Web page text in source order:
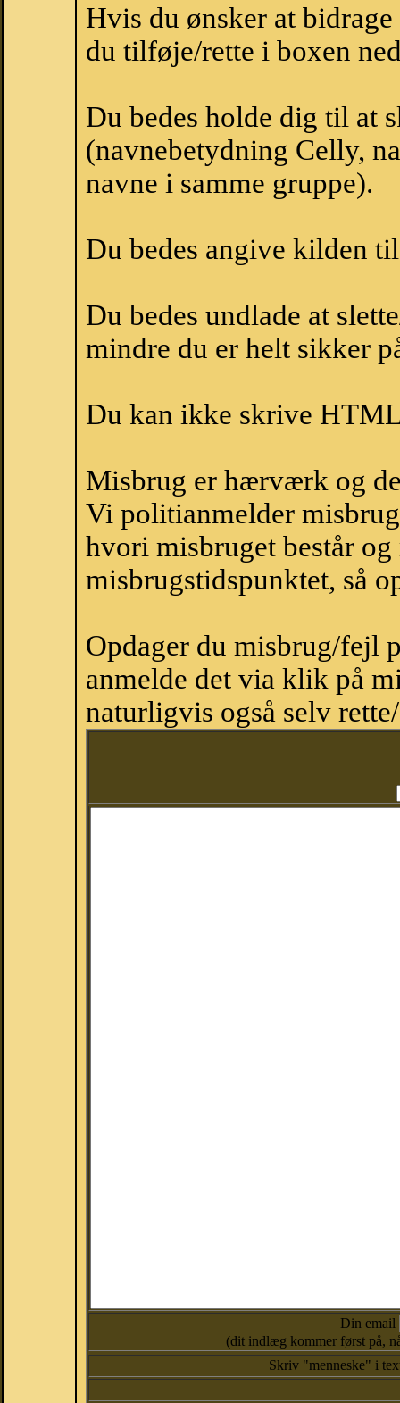
Hvis du ønsker at
du tilføje/rette i boxen
Du bedes holde dig til at
(navnebetydning Celly,
navne i samme gruppe).
Du bedes angive kilden
Du bedes undlade at
mindre du er helt sikker
Du kan ikke skrive
Misbrug er hærværk og
Vi politianmelder
hvori misbruget består
misbrugstidspunktet, så
Opdager du misbrug/fejl
anmelde det via klik på
naturligvis også selv
Din email
(dit indlæg kommer først på,
Skriv "menneske" i